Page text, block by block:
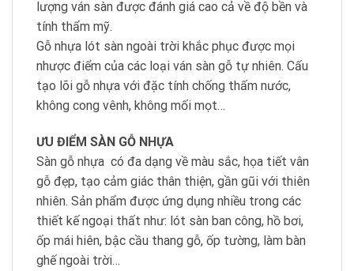
lượng ván sàn được đánh giá cao cả về độ bền và
tính thẩm mỹ.
Gỗ nhựa lót sàn ngoài trời khắc phục được mọi
nhược điểm của các loại ván sàn gỗ tự nhiên. Cấu
tạo lõi gỗ nhựa với đặc tính chống thấm nước,
không cong vênh, không mối mọt…
ƯU ĐIỂM SÀN GỖ NHỰA
Sàn gỗ nhựa có đa dạng về màu sắc, họa tiết vân
gỗ đẹp, tạo cảm giác thân thiện, gần gũi với thiên
nhiên. Sản phẩm được ứng dụng nhiều trong các
thiết kế ngoại thất như: lót sàn ban công, hồ bơi,
ốp mái hiên, bậc cầu thang gỗ, ốp tường, làm bàn
ghế ngoài trời…